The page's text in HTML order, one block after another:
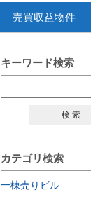
売買収益物件
キーワード検索
検 索
カテゴリ検索
一棟売りビル